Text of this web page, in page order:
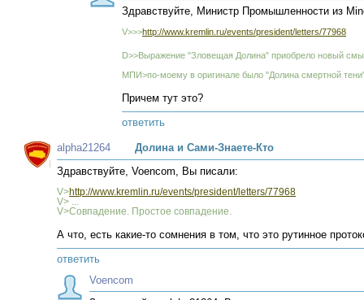
Здравствуйте, Министр Промышленности из
V>>>http://www.kremlin.ru/events/president/letters/77968
D>>Выражение "Зловещая Долина" приобрело новый
МПИ>по-моему в оригинале было "Долина смертной
Причем тут это?
ответить
alpha21264
Долина и Сами-Знаете-Кто
Здравствуйте, Voencom, Вы писали:
V>http://www.kremlin.ru/events/president/letters/77968
V> ...
V>Совпадение. Простое совпадение.
А что, есть какие-то сомнения в том, что это рутинное
ответить
Voencom